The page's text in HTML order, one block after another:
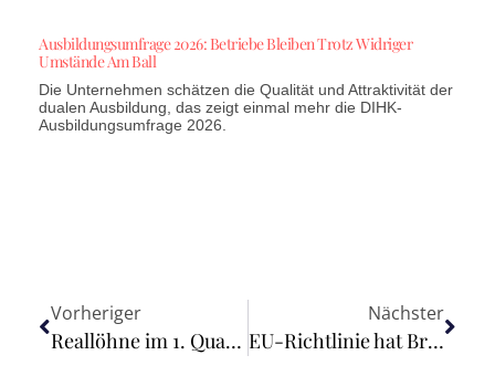
Ausbildungsumfrage 2026: Betriebe Bleiben Trotz Widriger
Umstände Am Ball
Die Unternehmen schätzen die Qualität und Attraktivität der
dualen Ausbildung, das zeigt einmal mehr die DIHK-
Ausbildungsumfrage 2026.
Vorheriger
Reallöhne im 1. Quartal 2023 um 2,3 % niedriger als im Vorjahresquartal
Nächster
EU-Richtlinie hat Breitbandausbau gefördert